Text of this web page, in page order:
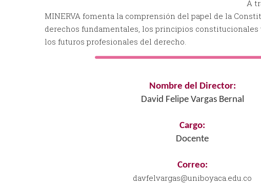
A
MINERVA fomenta la comprensión del papel de la
derechos fundamentales, los principios
los futuros profesionales del derecho.
Nombre del Director:
David Felipe Vargas Bernal
Cargo:
Docente
Correo:
davfelvargas@uniboyaca.edu.co